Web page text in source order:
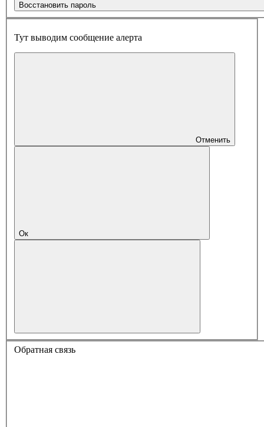
Восстановить пароль
Тут выводим сообщение алерта
Отменить
Ок
Обратная связь